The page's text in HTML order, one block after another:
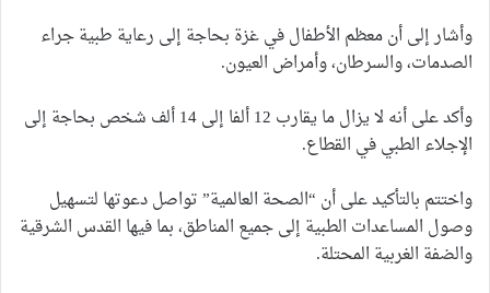
وأشار إلى أن معظم الأطفال في غزة بحاجة إلى رعاية طبية جراء
الصدمات، والسرطان، وأمراض العيون.
وأكد على أنه لا يزال ما يقارب 12 ألفا إلى 14 ألف شخص بحاجة إلى
الإجلاء الطبي في القطاع.
واختتم بالتأكيد على أن “الصحة العالمية” تواصل دعوتها لتسهيل
وصول المساعدات الطبية إلى جميع المناطق، بما فيها القدس الشرقية
والضفة الغربية المحتلة.